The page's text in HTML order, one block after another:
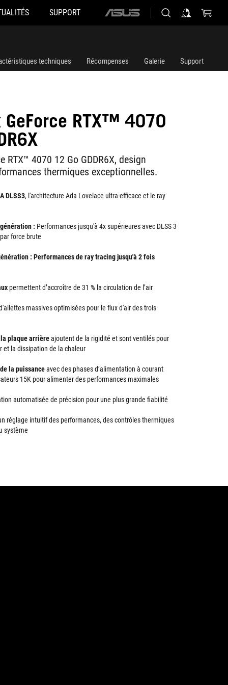
SUPPORT
ASUS
techniques Récompenses Galerie Support
GeForce RTX™ 4070
RTX™ 4070 12 Go GDDR6X, design
thermiques exceptionnelles.
DLSS3, l'architecture Ada Lovelace ultra-efficace et le ray
: Performances jusqu'à 4x supérieures avec DLSS 3
force brute
: Performances de ray tracing jusqu'à 2 fois
permettent d’accroître de 31 % la circulation de l’air
massives optimisées pour le flux d'air des trois
plaque arrièreajoutent de la rigidité et sont ventilés pour
et la dissipation de la chaleur
la puissanceavec des phases d’alimentation à courant
15K pour alimenter des performances maximales
automatisée de précision pour une plus grande fiabilité
réglage intuitif des performances, des contrôles thermiques
système